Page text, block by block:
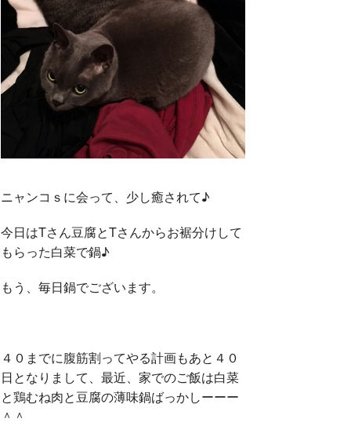
ニャンコｓに会って、少し癒されて♪
今日はTさん豆腐とTさんからお裾分けして
もらった白菜で鍋♪
もう、毎日鍋でございます。
４０までに腹筋割ってやる計画もあと４０
日となりまして、最近、家でのご飯は白菜
と鶏むね肉と豆腐の薄味鍋ばっかしーーー
＾＾